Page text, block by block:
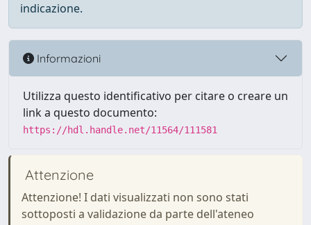
indicazione.
Informazioni
Utilizza questo identificativo per citare o creare un
link a questo documento:
https://hdl.handle.net/11564/111581
Attenzione
Attenzione! I dati visualizzati non sono stati
sottoposti a validazione da parte dell'ateneo